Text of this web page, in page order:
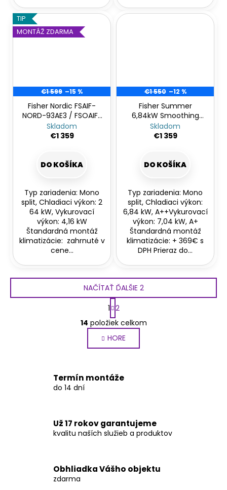
TIP
MONTÁŽ ZDARMA
€1 599 –15 %
Fisher Nordic FSAIF-
NORD-93AE3 / FSOAIF-
NORD-93AE3 -
MONTÁŽ ZDARMA
Skladom
€1 359
DO KOŠÍKA
Typ zariadenia: Mono
split, Chladiaci výkon: 2
64 kW, Vykurovací
výkon: 4,16 kW
Štandardná montáž
klimatizácie: zahrnuté v
cene...
€1 550 –12 %
Fisher Summer
6,84kW Smoothing
Breeze -
bezprievanová
Skladom
€1 359
DO KOŠÍKA
Typ zariadenia: Mono
split, Chladiaci výkon:
6,84 kW, A++Vykurovací
výkon: 7,04 kW, A+
Štandardná montáž
klimatizácie: + 369€ s
DPH Prieraz do...
O
v
l
á
a
c
p
r
v
y
v
NAČÍTAŤ ĎALŠIE 2
S
t
r
á
n
k
a
1 2
14 položiek celkom
HORE
Termín montáže
do 14 dní
Už 17 rokov garantujeme
kvalitu naších služieb a produktov
Obhliadka Vášho objektu
zdarma